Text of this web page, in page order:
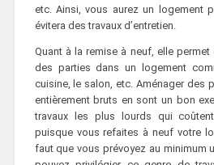
etc. Ainsi, vous aurez un logement
évitera des travaux d’entretien.
Quant à la remise à neuf, elle permet
des parties dans un logement
cuisine, le salon, etc. Aménager des
entièrement bruts en sont un bon
travaux les plus lourds qui
puisque vous refaites à neuf votre
faut que vous prévoyez au minimum